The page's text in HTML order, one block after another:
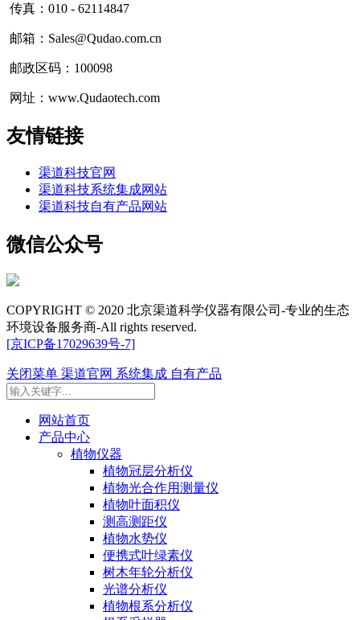
传真：010 - 62114847
邮箱：Sales@Qudao.com.cn
邮政区码：100098
网址：www.Qudaotech.com
友情链接
渠道科技官网
渠道科技系统集成网站
渠道科技自有产品网站
微信公众号
COPYRIGHT © 2020 北京渠道科学仪器有限公司-专业的生态
环境设备服务商-All rights reserved.
[京ICP备17029639号-7]
关闭菜单 渠道官网 系统集成 自有产品
网站首页
产品中心
植物仪器
植物冠层分析仪
植物光合作用测量仪
植物叶面积仪
测高测距仪
植物水势仪
便携式叶绿素仪
树木年轮分析仪
光谱分析仪
植物根系分析仪